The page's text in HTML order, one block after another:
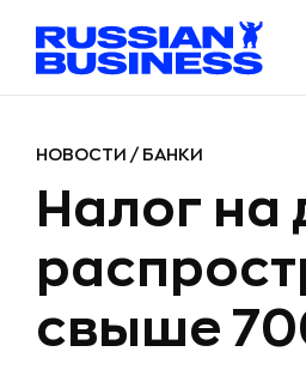
НОВОСТИ / БАНКИ
Налог на
свыше